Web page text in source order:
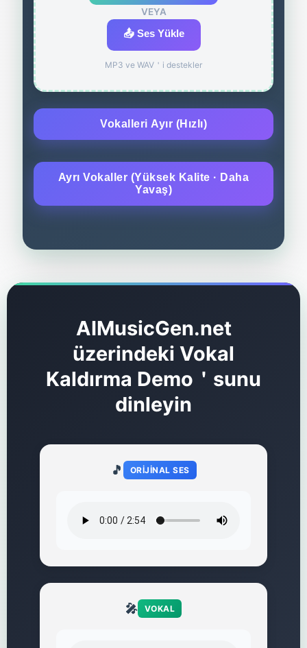
VEYA
📤 Ses Yükle
MP3 ve WAV＇i destekler
Vokalleri Ayır (Hızlı)
Ayrı Vokaller (Yüksek Kalite · Daha
Yavaş)
AIMusicGen.net
üzerindeki Vokal
Kaldırma Demo＇sunu
dinleyin
🎵 ORIJINAL SES
🎤 VOKAL